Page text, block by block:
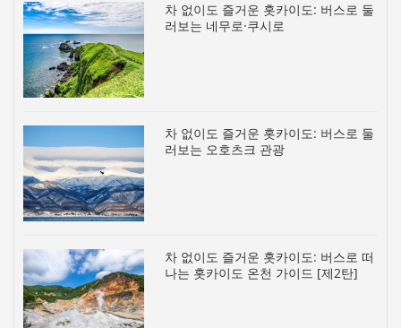
차 없이도 즐거운 홋카이도: 버스로 둘
러보는 네무로·쿠시로
차 없이도 즐거운 홋카이도: 버스로 둘
러보는 오호츠크 관광
차 없이도 즐거운 홋카이도: 버스로 떠
나는 홋카이도 온천 가이드 [제2탄]